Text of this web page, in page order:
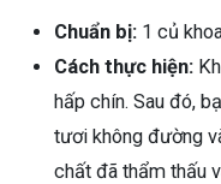
Chuẩn bị: 1 củ
Cách thực hiện:
hấp chín. Sau đó,
tươi không đường
chất đã thẩm thấu